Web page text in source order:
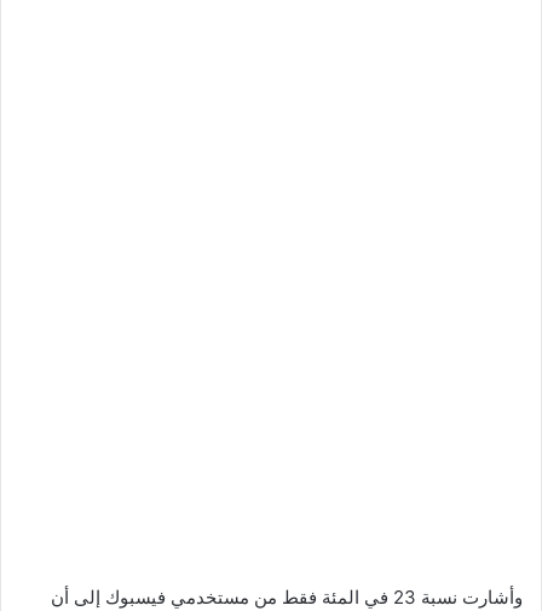
وأشارت نسبة 23 في المئة فقط من مستخدمي فيسبوك إلى أن